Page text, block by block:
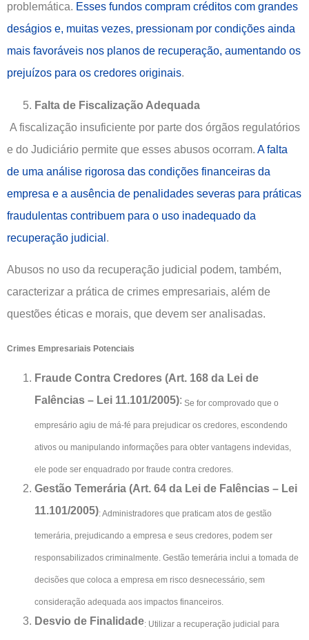
problemática. Esses fundos compram créditos com grandes
deságios e, muitas vezes, pressionam por condições ainda
mais favoráveis nos planos de recuperação, aumentando os
prejuízos para os credores originais.
Falta de Fiscalização Adequada
A fiscalização insuficiente por parte dos órgãos regulatórios
e do Judiciário permite que esses abusos ocorram. A falta
de uma análise rigorosa das condições financeiras da
empresa e a ausência de penalidades severas para práticas
fraudulentas contribuem para o uso inadequado da
recuperação judicial .
Abusos no uso da recuperação judicial podem, também,
caracterizar a prática de crimes empresariais, além de
questões éticas e morais, que devem ser analisadas.
Crimes Empresariais Potenciais
Fraude Contra Credores (Art. 168 da Lei de
Falências – Lei 11.101/2005): Se for comprovado que o
empresário agiu de má-fé para prejudicar os credores, escondendo
ativos ou manipulando informações para obter vantagens indevidas,
ele pode ser enquadrado por fraude contra credores.
Gestão Temerária (Art. 64 da Lei de Falências – Lei
11.101/2005): Administradores que praticam atos de gestão
temerária, prejudicando a empresa e seus credores, podem ser
responsabilizados criminalmente. Gestão temerária inclui a tomada de
decisões que coloca a empresa em risco desnecessário, sem
consideração adequada aos impactos financeiros.
Desvio de Finalidade: Utilizar a recuperação judicial para